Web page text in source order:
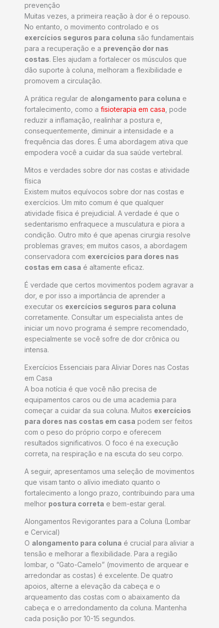
prevenção
Muitas vezes, a primeira reação à dor é o repouso.
No entanto, o movimento controlado e os
exercícios seguros para coluna são fundamentais
para a recuperação e a prevenção dor nas
costas. Eles ajudam a fortalecer os músculos que
dão suporte à coluna, melhoram a flexibilidade e
promovem a circulação.
A prática regular de alongamento para coluna e
fortalecimento, como a fisioterapia em casa , pode
reduzir a inflamação, realinhar a postura e,
consequentemente, diminuir a intensidade e a
frequência das dores. É uma abordagem ativa que
empodera você a cuidar da sua saúde vertebral.
Mitos e verdades sobre dor nas costas e atividade
física
Existem muitos equívocos sobre dor nas costas e
exercícios. Um mito comum é que qualquer
atividade física é prejudicial. A verdade é que o
sedentarismo enfraquece a musculatura e piora a
condição. Outro mito é que apenas cirurgia resolve
problemas graves; em muitos casos, a abordagem
conservadora com exercícios para dores nas
costas em casa é altamente eficaz.
É verdade que certos movimentos podem agravar a
dor, e por isso a importância de aprender a
executar os exercícios seguros para coluna
corretamente. Consultar um especialista antes de
iniciar um novo programa é sempre recomendado,
especialmente se você sofre de dor crônica ou
intensa.
Exercícios Essenciais para Aliviar Dores nas Costas
em Casa
A boa notícia é que você não precisa de
equipamentos caros ou de uma academia para
começar a cuidar da sua coluna. Muitos exercícios
para dores nas costas em casa podem ser feitos
com o peso do próprio corpo e oferecem
resultados significativos. O foco é na execução
correta, na respiração e na escuta do seu corpo.
A seguir, apresentamos uma seleção de movimentos
que visam tanto o alívio imediato quanto o
fortalecimento a longo prazo, contribuindo para uma
melhor postura correta e bem-estar geral.
Alongamentos Revigorantes para a Coluna (Lombar
e Cervical)
O alongamento para coluna é crucial para aliviar a
tensão e melhorar a flexibilidade. Para a região
lombar, o “Gato-Camelo” (movimento de arquear e
arredondar as costas) é excelente. De quatro
apoios, alterne a elevação da cabeça e o
arqueamento das costas com o abaixamento da
cabeça e o arredondamento da coluna. Mantenha
cada posição por 10-15 segundos.